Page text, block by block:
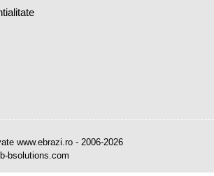
www.ebrazi.ro - 2006-2026
bsolutions.com